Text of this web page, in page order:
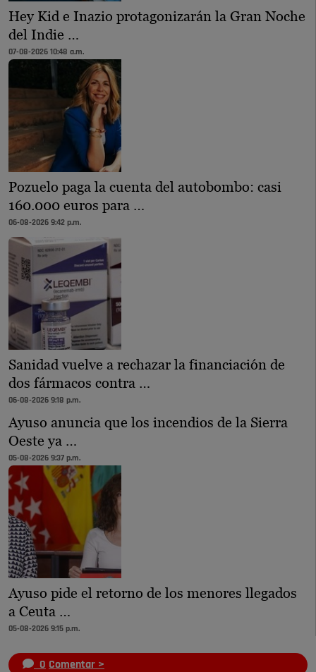
Hey Kid e Inazio protagonizarán la Gran Noche
del Indie …
07-08-2026 10:48 a.m.
Pozuelo paga la cuenta del autobombo: casi
160.000 euros para …
06-08-2026 9:42 p.m.
Sanidad vuelve a rechazar la financiación de
dos fármacos contra …
06-08-2026 9:18 p.m.
Ayuso anuncia que los incendios de la Sierra
Oeste ya …
05-08-2026 9:37 p.m.
Ayuso pide el retorno de los menores llegados
a Ceuta …
05-08-2026 9:15 p.m.
0 Comentar >